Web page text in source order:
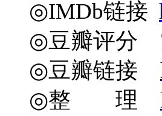
◎IMDb链接
◎豆瓣评分
◎豆瓣链接
◎整 理